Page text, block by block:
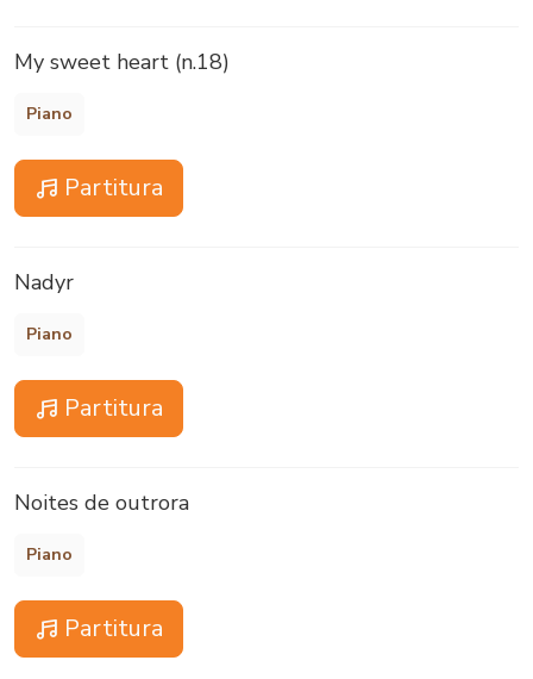
My sweet heart (n.18)
Piano
Partitura
Nadyr
Piano
Partitura
Noites de outrora
Piano
Partitura